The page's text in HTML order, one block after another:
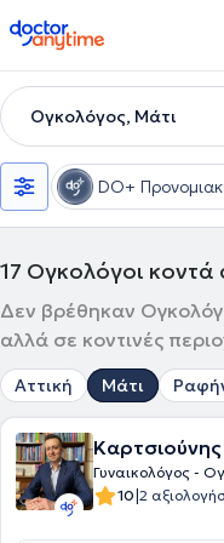
doctoranytime
Ογκολόγος, Μάτι
DO+
17 Ογκολόγοι κοντά
Δεν βρέθηκαν
αλλά σε κοντινές
Αττική Μάτι
Καρτσιούνης
Γυναικολόγος -
10|2